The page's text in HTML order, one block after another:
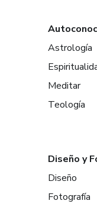
Astrología
Meditar
Teología
Diseño y
Diseño
Fotografía